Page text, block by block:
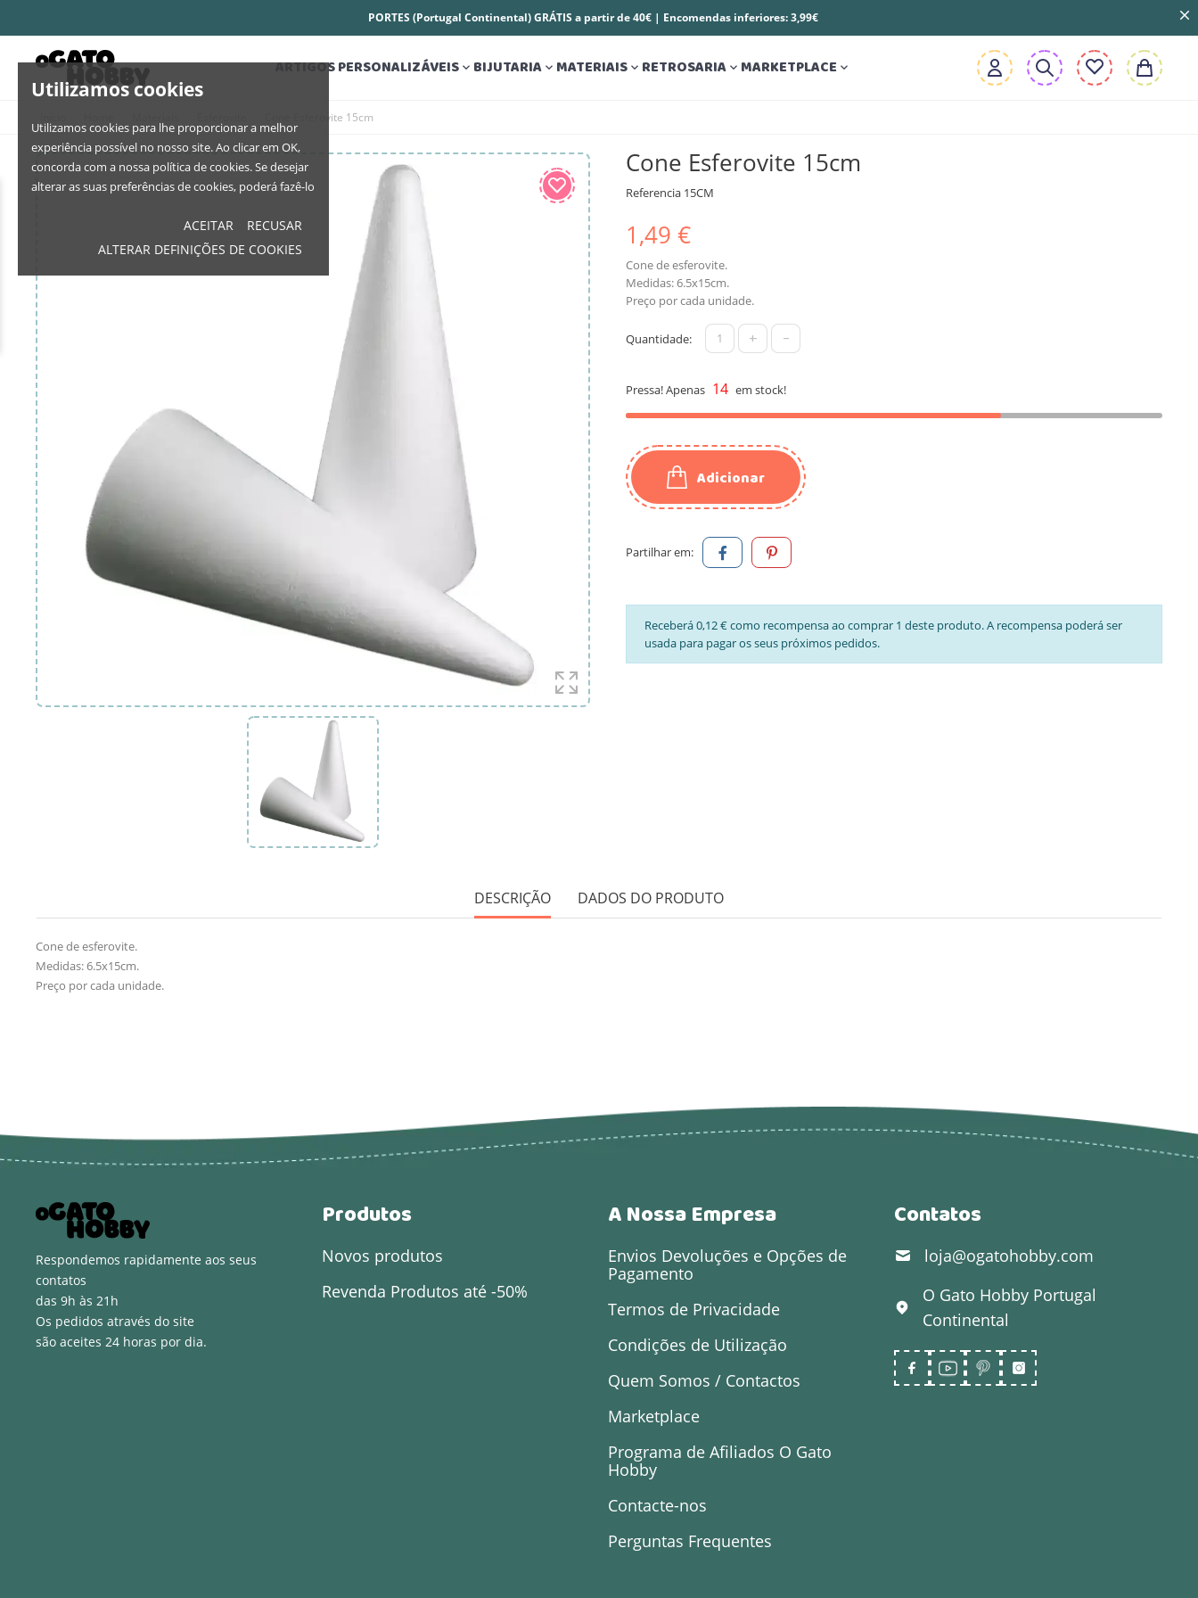
Utilizamos cookies
Utilizamos cookies para lhe proporcionar a melhor
experiência possível no nosso site. Ao clicar em OK,
concorda com a nossa política de cookies. Se desejar
alterar as suas preferências de cookies, poderá fazê-lo
ACEITAR
RECUSAR
ALTERAR DEFINIÇÕES DE COOKIES
PORTES (Portugal Continental) GRÁTIS a partir de 40€ | Encomendas inferiores: 3,99€
ARTIGOS PERSONALIZÁVEIS BIJUTARIA MATERIAIS RETROSARIA MARKETPLACE 
Cone Esferovite 15cm
Cone Esferovite 15cm
Referencia 15CM
1,49 €
Cone de esferovite.
Medidas: 6.5x15cm.
Preço por cada unidade.
Quantidade: + -
Pressa! Apenas 14 em stock!
Adicionar
Partilhar em:
Receberá 0,12 € como recompensa ao comprar 1 deste produto. A recompensa poderá ser
usada para pagar os seus próximos pedidos.
DESCRIÇÃO DADOS DO PRODUTO
Cone de esferovite.
Medidas: 6.5x15cm.
Preço por cada unidade.
Respondemos rapidamente aos seus
contatos
das 9h às 21h
Os pedidos através do site
são aceites 24 horas por dia.
Produtos
Novos produtos
Revenda Produtos até -50%
A Nossa Empresa
Envios Devoluções e Opções de
Pagamento
Termos de Privacidade
Condições de Utilização
Quem Somos / Contactos
Marketplace
Programa de Afiliados O Gato
Hobby
Contacte-nos
Perguntas Frequentes
Contatos
loja@ogatohobby.com
O Gato Hobby Portugal
Continental